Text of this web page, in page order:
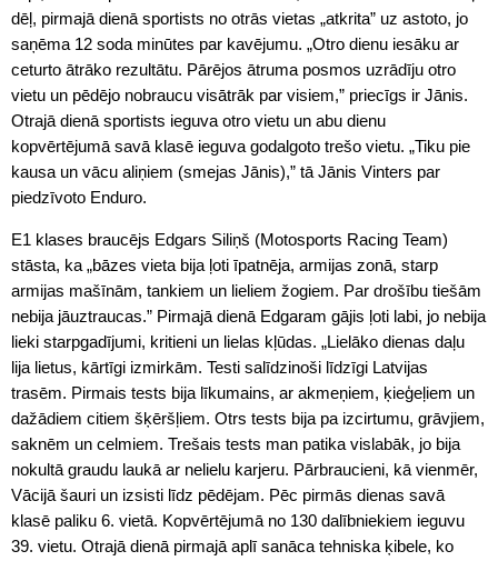
dēļ, pirmajā dienā sportists no otrās vietas „atkrita” uz astoto, jo
saņēma 12 soda minūtes par kavējumu. „Otro dienu iesāku ar
ceturto ātrāko rezultātu. Pārējos ātruma posmos uzrādīju otro
vietu un pēdējo nobraucu visātrāk par visiem,” priecīgs ir Jānis.
Otrajā dienā sportists ieguva otro vietu un abu dienu
kopvērtējumā savā klasē ieguva godalgoto trešo vietu. „Tiku pie
kausa un vācu aliņiem (smejas Jānis),” tā Jānis Vinters par
piedzīvoto Enduro.
E1 klases braucējs Edgars Siliņš (Motosports Racing Team)
stāsta, ka „bāzes vieta bija ļoti īpatnēja, armijas zonā, starp
armijas mašīnām, tankiem un lieliem žogiem. Par drošību tiešām
nebija jāuztraucas.” Pirmajā dienā Edgaram gājis ļoti labi, jo nebija
lieki starpgadījumi, kritieni un lielas kļūdas. „Lielāko dienas daļu
lija lietus, kārtīgi izmirkām. Testi salīdzinoši līdzīgi Latvijas
trasēm. Pirmais tests bija līkumains, ar akmeņiem, ķieģeļiem un
dažādiem citiem šķēršļiem. Otrs tests bija pa izcirtumu, grāvjiem,
saknēm un celmiem. Trešais tests man patika vislabāk, jo bija
nokultā graudu laukā ar nelielu karjeru. Pārbraucieni, kā vienmēr,
Vācijā šauri un izsisti līdz pēdējam. Pēc pirmās dienas savā
klasē paliku 6. vietā. Kopvērtējumā no 130 dalībniekiem ieguvu
39. vietu. Otrajā dienā pirmajā aplī sanāca tehniska ķibele, ko